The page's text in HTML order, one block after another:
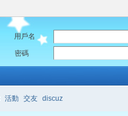
用戶名
密碼
活動 交友 discuz